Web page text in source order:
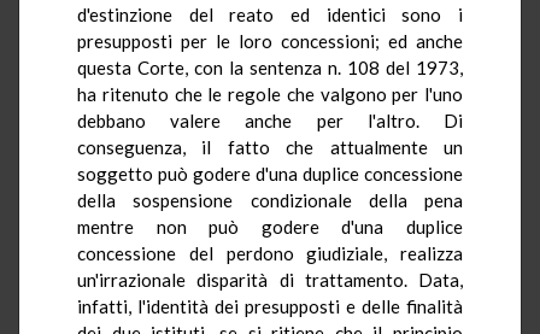
d'estinzione del reato ed identici sono i
presupposti per le loro concessioni; ed anche
questa Corte, con la sentenza n. 108 del 1973,
ha ritenuto che le regole che valgono per l'uno
debbano valere anche per l'altro. Di
conseguenza, il fatto che attualmente un
soggetto può godere d'una duplice concessione
della sospensione condizionale della pena
mentre non può godere d'una duplice
concessione del perdono giudiziale, realizza
un'irrazionale disparità di trattamento. Data,
infatti, l'identità dei presupposti e delle finalità